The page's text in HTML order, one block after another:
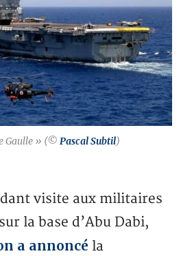
Gaulle » (© Pascal Subtil)
visite aux militaires
la base d’Abu Dabi,
a annoncé la